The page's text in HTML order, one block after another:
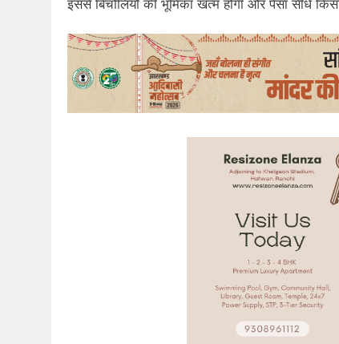
इससे बिचौलियों की भूमिका खत्म होगी और पैसा सीधे